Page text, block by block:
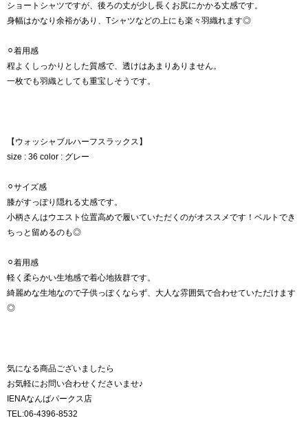
ショートシャツですが、後ろの丈が少し長くお尻にかかる丈感です。
身幅はかなり余裕があり、Tシャツなどの上にも楽々羽織れます◎
⚪︎着用感
程よくしっかりとした質感で、透けはあまりありません。
一枚でも羽織としても重宝しそうです。
【ウォッシャブルハーフスラックス】
size : 36 color : グレー
⚪︎サイズ感
膝がすっぽり隠れる丈感です。
小柄さんはウエスト位置高めで履いていただくのがオススメです！ベルトでき
ちっと留めるのも◎
⚪︎着用感
︎軽く柔らかい生地感で着心地抜群です。
綺麗めな生地なので子供っぽくならず、大人な雰囲気で合わせていただけます
◎
気になる商品ございましたら
お気軽にお問い合わせくださいませ♪
IENAなんばパークス店
TEL:06-4396-8532